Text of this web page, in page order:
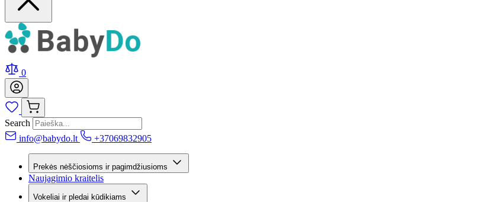
0
Search
info@babydo.lt
+37069832905
Prekės nėščiosioms ir pagimdžiusioms
Naujagimio kraitelis
Vokeliai ir pledai kūdikiams